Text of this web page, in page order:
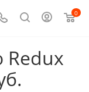
0
Redux